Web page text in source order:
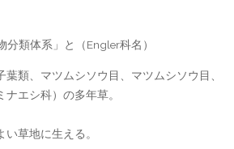
類体系」と（Engler科名）
類、マツムシソウ目、マツムシソウ目、
エシ科）の多年草。
草地に生える。